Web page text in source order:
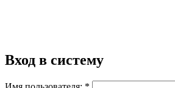
Вход в систему